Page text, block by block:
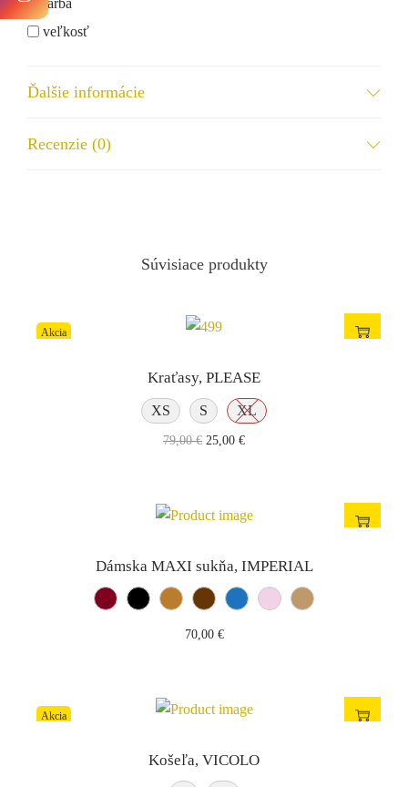
farba
veľkosť
iné...
Súhlas so spracovaním osobných údajov
Odoslať správu
Ďalšie informácie
Recenzie (0)
Súvisiace produkty
Akcia
Kraťasy, PLEASE
XS S XL
79,00€ 25,00 €
Dámska MAXI sukňa, IMPERIAL
70,00 €
Akcia
Košeľa, VICOLO